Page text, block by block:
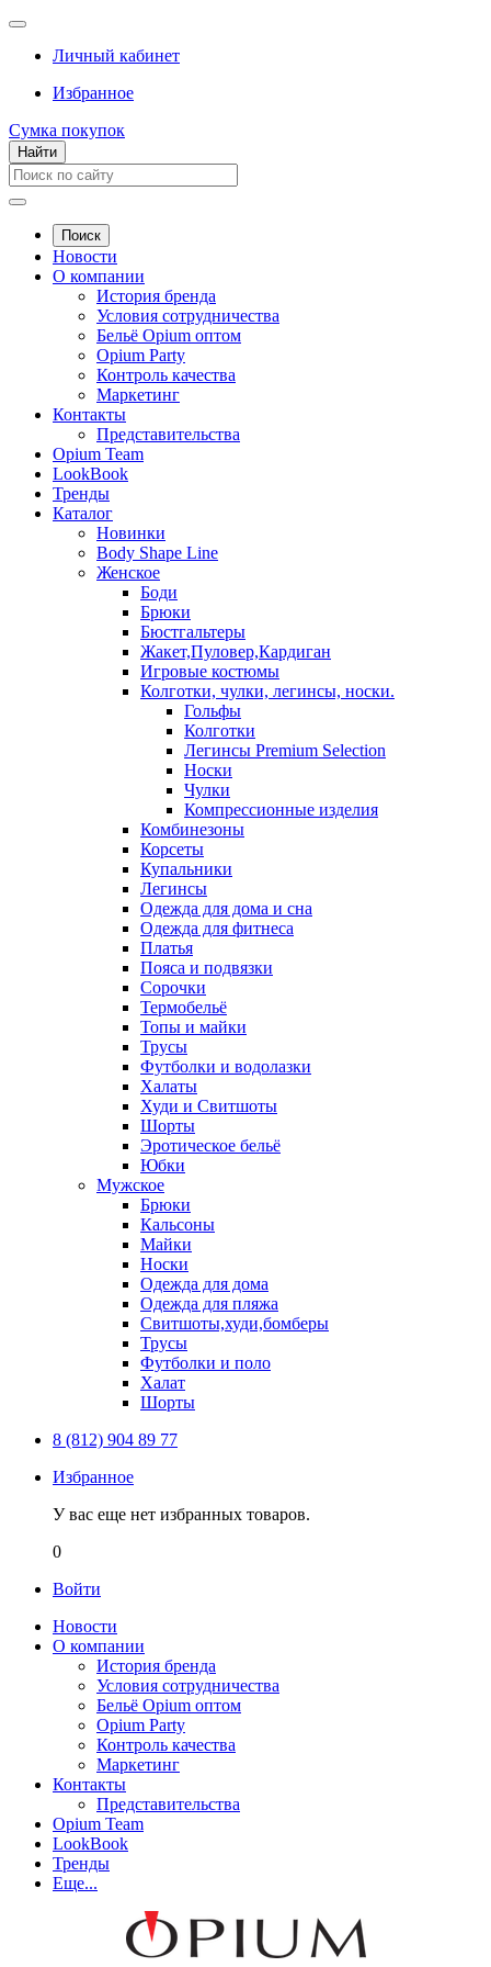
Личный кабинет
Избранное
Сумка покупок
Найти
Поиск
Новости
О компании
История бренда
Условия сотрудничества
Бельё Opium оптом
Opium Party
Контроль качества
Маркетинг
Контакты
Представительства
Opium Team
LookBook
Тренды
Каталог
Новинки
Body Shape Line
Женское
Боди
Брюки
Бюстгальтеры
Жакет,Пуловер,Кардиган
Игровые костюмы
Колготки, чулки, легинсы, носки.
Гольфы
Колготки
Легинсы Premium Selection
Носки
Чулки
Компрессионные изделия
Комбинезоны
Корсеты
Купальники
Легинсы
Одежда для дома и сна
Одежда для фитнеса
Платья
Пояса и подвязки
Сорочки
Термобельё
Топы и майки
Трусы
Футболки и водолазки
Халаты
Худи и Свитшоты
Шорты
Эротическое бельё
Юбки
Мужское
Брюки
Кальсоны
Майки
Носки
Одежда для дома
Одежда для пляжа
Свитшоты,худи,бомберы
Трусы
Футболки и поло
Халат
Шорты
8 (812) 904 89 77
Избранное
У вас еще нет избранных товаров.
0
Войти
Новости
О компании
История бренда
Условия сотрудничества
Бельё Opium оптом
Opium Party
Контроль качества
Маркетинг
Контакты
Представительства
Opium Team
LookBook
Тренды
Еще...